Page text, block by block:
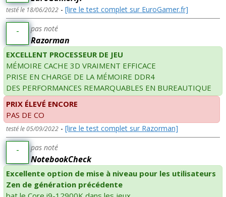
testé le 18/06/2022 - [lire le test complet sur EuroGamer.fr]
- pas noté
Razorman
EXCELLENT PROCESSEUR DE JEU
MÉMOIRE CACHE 3D VRAIMENT EFFICACE
PRISE EN CHARGE DE LA MÉMOIRE DDR4
DES PERFORMANCES REMARQUABLES EN BUREAUTIQUE
PRIX ÉLEVÉ ENCORE
PAS DE CO
testé le 05/09/2022 - [lire le test complet sur Razorman]
- pas noté
NotebookCheck
Excellente option de mise à niveau pour les utilisateurs
Zen de génération précédente